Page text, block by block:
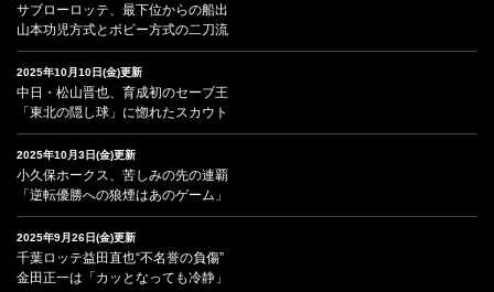
サブローロッテ、最下位からの船出
山本功児方式とボビー方式の二刀流
2025年10月10日(金)更新
中日・松山晋也、育成初のセーブ王
「東北の隠し球」に惚れたスカウト
2025年10月3日(金)更新
小久保ホークス、苦しみの先の連覇
「逆転優勝への狼煙はあのゲーム」
2025年9月26日(金)更新
千葉ロッテ益田直也“不名誉の負傷”
金田正一は「カッとなっても冷静」